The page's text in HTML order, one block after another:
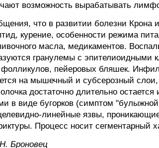
возможность вырабатывать
что в развитии болезни Крона
курение, особенности режима
масла, медикаментов.
гранулемы с эпителиоидными
пейеровых бляшек.
на мышечный и субсерозный
достаточно длительно
в виде бугорков (симптом
линейные язвы,
Процесс носит сегментарный
Броновец